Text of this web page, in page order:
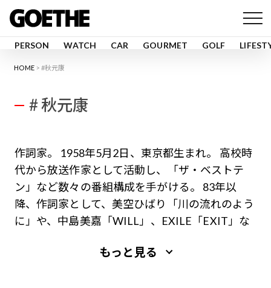
PERSON WATCH CAR GOURMET GOLF
HOME #秋元康
# 秋元康
作詞家。 1958年5月2日、東京都生まれ。 高校時
代から放送作家として活動し、「ザ・ベストテ
ン」など数々の番組構成を手がける。 83年以
降、作詞家として、美空ひばり「川の流れのよう
に」や、中島美嘉「WILL」、EXILE「EXIT」な
子・緒形拳主演「グッバイ・ママ」で映画監督デ
もっと見る